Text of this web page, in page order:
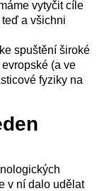
vytyčit cíle
a všichni
spuštění široké
(a ve
fyziky na
v ní dalo udělat